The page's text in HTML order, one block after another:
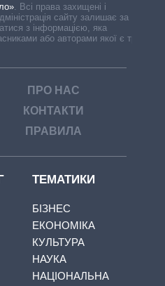
Всі права захищені і
сайту залишає за
з інформацією, яка
або авторами якої є треті
ПРО НАС
КОНТАКТИ
ПРАВИЛА
ТЕМАТИКИ
БІЗНЕС
ЕКОНОМІКА
КУЛЬТУРА
НАУКА
НАЦІОНАЛЬНА